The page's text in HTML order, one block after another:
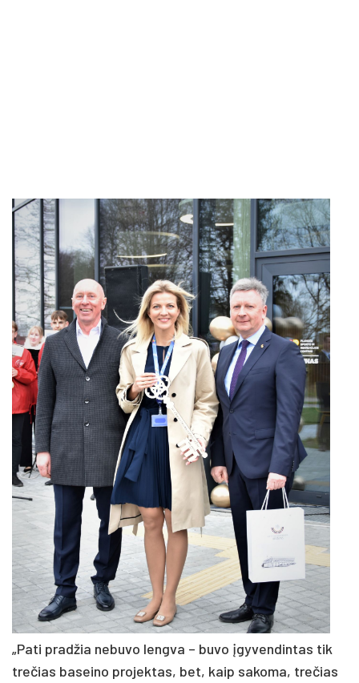
„Pati pradžia nebuvo lengva – buvo įgyvendintas tik
trečias baseino projektas, bet, kaip sakoma, trečias